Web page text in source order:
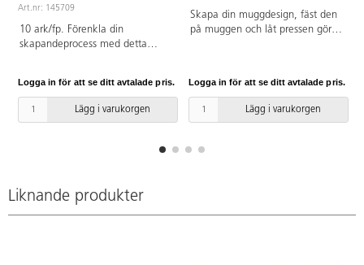
Art.nr: 145709
10 ark/fp. Förenkla din
skapandeprocess med detta
Cardstock fungerar utan en
skärmatta, så du kan bara ladda
och köra. Perfekt för kort,
pappersprojekt. Utan att behöva
Logga in för att se ditt avtalade pris.
Lägg i varukorgen
Skapa din muggdesign, fäst den
på muggen och låt pressen göra
paketet ingår Cricut Mug Press,
USB-sladd för aktivering
(produkten fungerar inte förrän
en USB-port och
Logga in för att se ditt avtalade pris.
Lägg i varukorgen
Liknande produkter